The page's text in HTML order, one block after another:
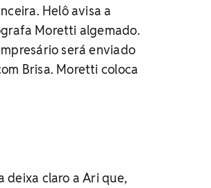
Helô avisa a
Moretti algemado.
será enviado
Brisa. Moretti coloca
deixa claro a Ari que,